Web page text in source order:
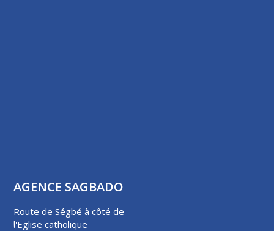
AGENCE SAGBADO
Route de Ségbé à côté de
l'Eglise catholique